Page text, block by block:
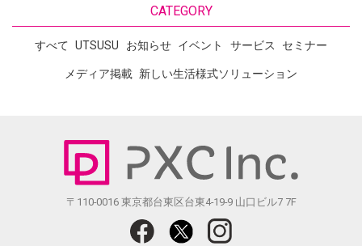
CATEGORY
すべて UTSUSU お知らせ イベント サービス セミナー
メディア掲載 新しい生活様式ソリューション
〒110-0016 東京都台東区台東4-19-9 山口ビル7 7F